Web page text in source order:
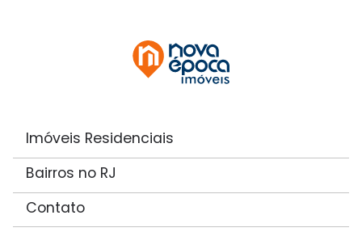
Imóveis Residenciais
Bairros no RJ
Contato